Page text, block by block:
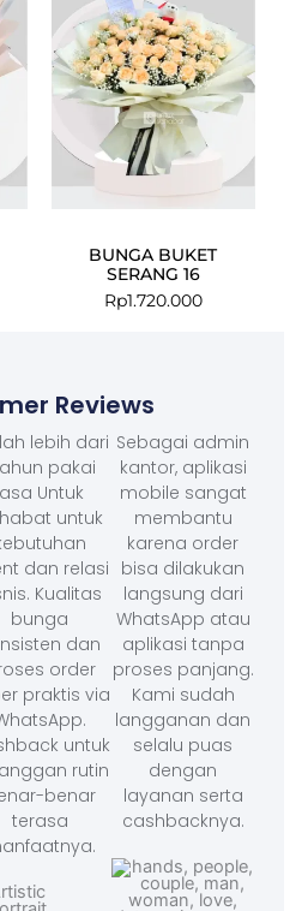
BUNGA BUKET
SERANG 16
Rp1.720.000
Reviews
lebih dari
pakai
Untuk
untuk
dan relasi
Kualitas
bunga
dan
order
praktis via
untuk
rutin
benar
terasa
Sebagai admin
kantor, aplikasi
mobile sangat
membantu
karena order
bisa dilakukan
langsung dari
WhatsApp atau
aplikasi tanpa
proses panjang.
Kami sudah
langganan dan
selalu puas
dengan
layanan serta
cashbacknya.